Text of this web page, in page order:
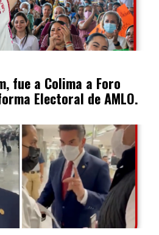
fue a Colima a Foro
Electoral de AMLO.